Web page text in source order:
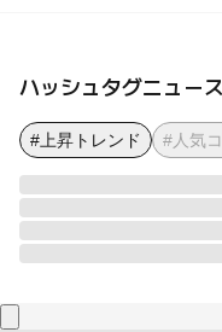
ハッシュタグニュース
#上昇トレンド #人気